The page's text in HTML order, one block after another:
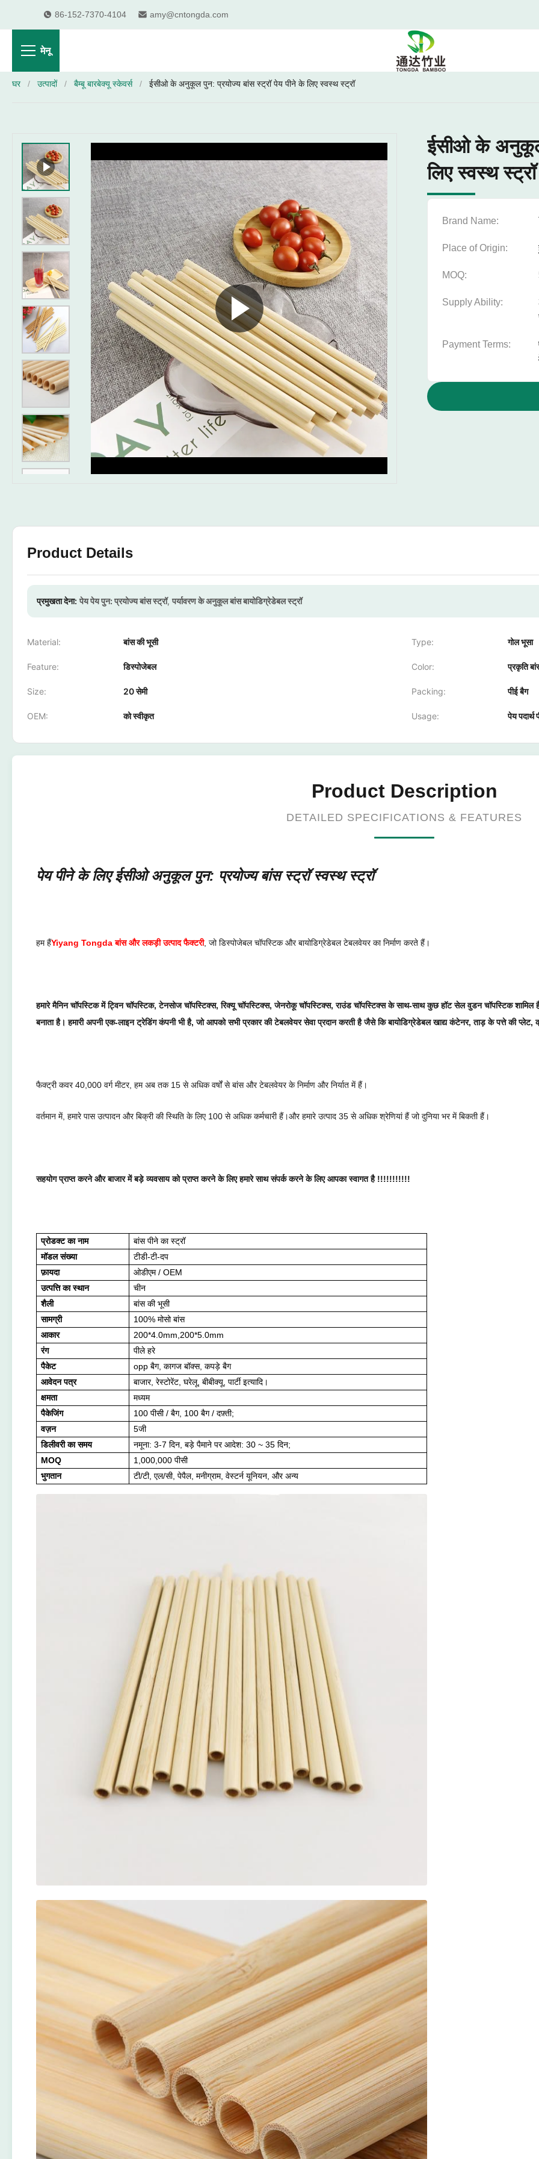
86-152-7370-4104 amy@cntongda.com
मेनू
घर / उत्पादों / बैम्बू बारबेक्यू स्केवर्स / ईसीओ के अनुकूल पुन: प्रयोज्य बांस स्ट्रॉ पेय पीने के लिए स्वस्थ स्ट्रॉ
ईसीओ के अनुकूल
लिए स्वस्थ स्ट्रॉ
Brand Name:
Place of Origin:
MOQ:
Supply Ability:
Payment Terms:
Product Details
प्रमुखता देना: पेय पेय पुन: प्रयोज्य बांस स्ट्रॉ, पर्यावरण के अनुकूल बांस बायोडिग्रेडेबल स्ट्रॉ
Material: बांस की भूसी Type: गोल भूसा
Feature: डिस्पोजेबल Color: प्रकृति
Size: 20 सेमी Packing: पीई बैग
OEM: को स्वीकृत Usage: पेय पदार्थ
Product Description
DETAILED SPECIFICATIONS & FEATURES
पेय पीने के लिए ईसीओ अनुकूल पुन: प्रयोज्य बांस स्ट्रॉ स्वस्थ स्ट्रॉ
हम हैंYiyang Tongda बांस और लकड़ी उत्पाद फैक्टरी, जो डिस्पोजेबल चॉपस्टिक और बायोडिग्रेडेबल टेबलवेयर का निर्माण करते हैं।
हमारे मैनिन चॉपस्टिक में ट्विन चॉपस्टिक, टेनसोज चॉपस्टिक्स, रिक्यू चॉपस्टिक्स, जेनरोकू चॉपस्टिक्स, राउंड चॉपस्टिक्स के साथ-साथ कुछ हॉट सेल वुडन चॉपस्टिक
बनाता है। हमारी अपनी एक-लाइन ट्रेडिंग कंपनी भी है, जो आपको सभी प्रकार की टेबलवेयर सेवा प्रदान करती है जैसे कि बायोडिग्रेडेबल खाद्य कंटेनर, ताड़ के पत्ते की प्लेट,
फैक्ट्री कवर 40,000 वर्ग मीटर, हम अब तक 15 से अधिक वर्षों से बांस और टेबलवेयर के निर्माण और निर्यात में हैं।
वर्तमान में, हमारे पास उत्पादन और बिक्री की स्थिति के लिए 100 से अधिक कर्मचारी हैं।और हमारे उत्पाद 35 से अधिक श्रेणियां हैं जो दुनिया भर में बिकती हैं।
सहयोग प्राप्त करने और बाजार में बड़े व्यवसाय को प्राप्त करने के लिए हमारे साथ संपर्क करने के लिए आपका स्वागत है !!!!!!!!!!!
प्रोडक्ट का नाम
बांस पीने का स्ट्रॉ
मॉडल संख्या
टीडी-टी-दप
फ़ायदा
ओडीएम / OEM
उत्पत्ति का स्थान
चीन
शैली
बांस की भूसी
सामग्री
100% मोसो बांस
आकार
200*4.0mm,200*5.0mm
रंग
पीले हरे
पैकेट
opp बैग, कागज बॉक्स, कपड़े बैग
आवेदन पत्र
बाजार, रेस्टोरेंट, घरेलू, बीबीक्यू, पार्टी इत्यादि।
क्षमता
मध्यम
पैकेजिंग
100 पीसी / बैग, 100 बैग / दफ़्ती;
वज़न
5जी
डिलीवरी का समय
नमूना: 3-7 दिन, बड़े पैमाने पर आदेश: 30 ~ 35 दिन;
MOQ
1,000,000 पीसी
भुगतान
टी/टी, एल/सी, पेपैल, मनीग्राम, वेस्टर्न यूनियन, और अन्य